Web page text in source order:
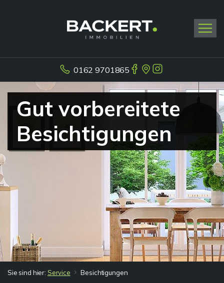
0162 9701865
Gut vorbereitete
Besichtigungen
Sie sind hier: Service Besichtigungen